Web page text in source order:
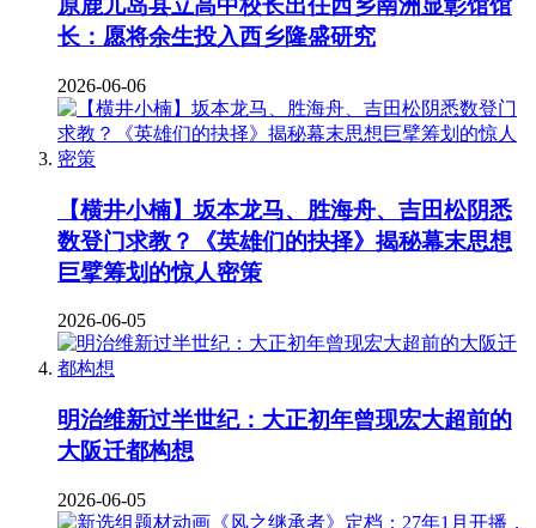
原鹿儿岛县立高中校长出任西乡南洲显彰馆馆
长：愿将余生投入西乡隆盛研究
2026-06-06
【横井小楠】坂本龙马、胜海舟、吉田松阴悉
数登门求教？《英雄们的抉择》揭秘幕末思想
巨擘筹划的惊人密策
2026-06-05
明治维新过半世纪：大正初年曾现宏大超前的
大阪迁都构想
2026-06-05